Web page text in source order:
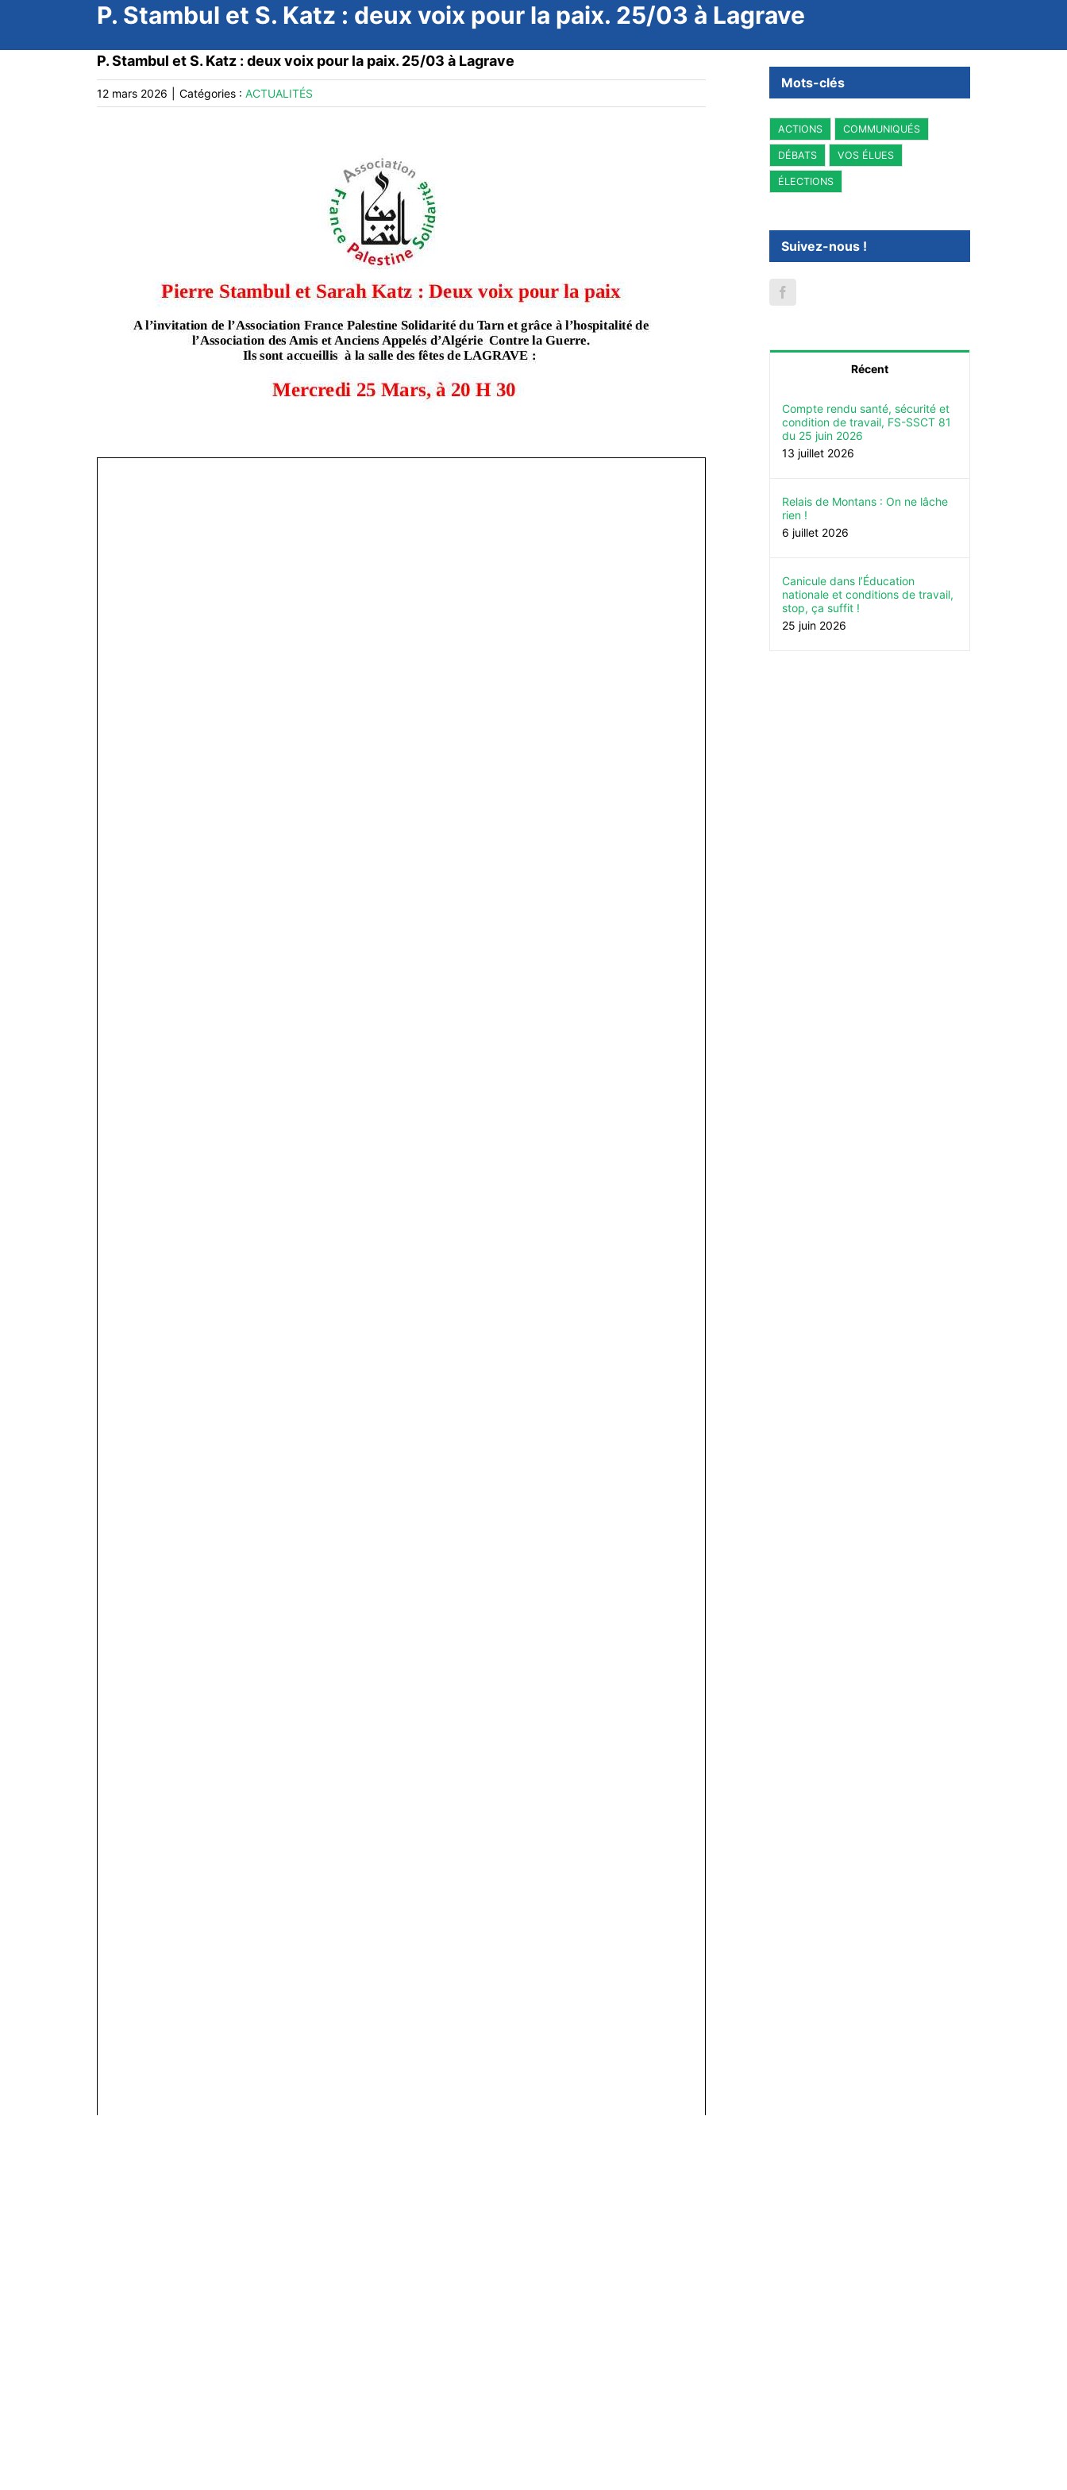
P. Stambul et S. Katz : deux voix pour la paix. 25/03 à Lagrave
P. Stambul et S. Katz : deux voix pour la paix. 25/03 à Lagrave
12 mars 2026 Catégories : ACTUALITÉS
Mots-clés
ACTIONS COMMUNIQUÉS
DÉBATS VOS ÉLUES
ÉLECTIONS
Suivez-nous !
Récent
Compte rendu santé, sécurité et
condition de travail, FS-SSCT 81
du 25 juin 2026
13 juillet 2026
Relais de Montans : On ne lâche
rien !
6 juillet 2026
Canicule dans l’Éducation
nationale et conditions de travail,
stop, ça suffit !
25 juin 2026